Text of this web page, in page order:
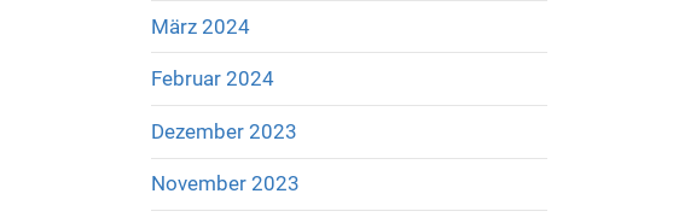
März 2024
Februar 2024
Dezember 2023
November 2023